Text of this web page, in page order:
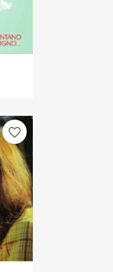
favorite_border